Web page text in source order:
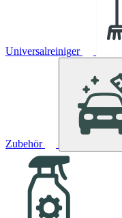
Universalreiniger
Zubehör